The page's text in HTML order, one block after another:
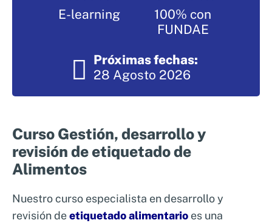
Sistemas de exportación SAE
Asesoramiento en Normativa Internacional
Consultoría Seguridad Alimentaria
E-learning
100% con
FUNDAE
Próximas fechas:
28 Agosto 2026
Curso Gestión, desarrollo y
revisión de etiquetado de
Alimentos
Nuestro curso especialista en desarrollo y
revisión deetiquetado alimentario es una